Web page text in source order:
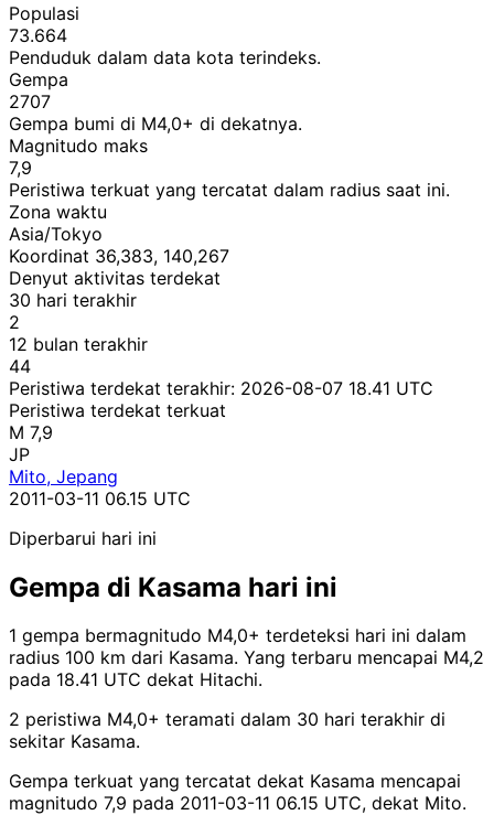
Populasi
73.664
Penduduk dalam data kota terindeks.
Gempa
2707
Gempa bumi di M4,0+ di dekatnya.
Magnitudo maks
7,9
Peristiwa terkuat yang tercatat dalam radius saat ini.
Zona waktu
Asia/Tokyo
Koordinat 36,383, 140,267
Denyut aktivitas terdekat
30 hari terakhir
2
12 bulan terakhir
44
Peristiwa terdekat terakhir: 2026-08-07 18.41 UTC
Peristiwa terdekat terkuat
M 7,9
JP
Mito, Jepang
2011-03-11 06.15 UTC
Diperbarui hari ini
Gempa di Kasama hari ini
1 gempa bermagnitudo M4,0+ terdeteksi hari ini dalam
radius 100 km dari Kasama. Yang terbaru mencapai M4,2
pada 18.41 UTC dekat Hitachi.
2 peristiwa M4,0+ teramati dalam 30 hari terakhir di
sekitar Kasama.
Gempa terkuat yang tercatat dekat Kasama mencapai
magnitudo 7,9 pada 2011-03-11 06.15 UTC, dekat Mito.